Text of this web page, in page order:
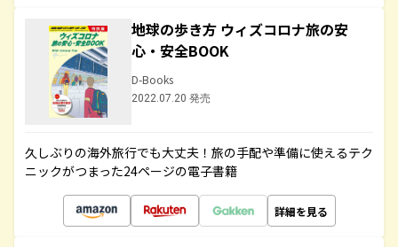
地球の歩き方 ウィズコロナ旅の安
心・安全BOOK
D-Books
2022.07.20 発売
久しぶりの海外旅行でも大丈夫！旅の手配や準備に使えるテク
ニックがつまった24ページの電子書籍
詳細を見る